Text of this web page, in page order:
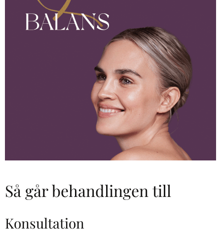
hoppats
på.
Rekomme
Så går behandlingen till
Konsultation